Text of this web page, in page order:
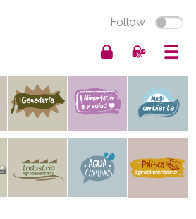
Follow